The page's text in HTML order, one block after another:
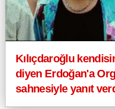
Kılıçdaroğlu
diyen Erdoğan'a
sahnesiyle yanıt